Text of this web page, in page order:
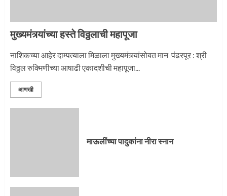
मुख्यमंत्र्यांच्या हस्ते विठ्ठलाची महापूजा
नाशिकच्या आहेर दाम्पत्याला मिळाला मुख्यमंत्र्यांसोबत मान पंढरपूर : श्री
विठ्ठल रुक्मिणीच्या आषाढी एकादशीची महापूजा...
आणखी
माऊलींच्या पादुकांना नीरा स्नान